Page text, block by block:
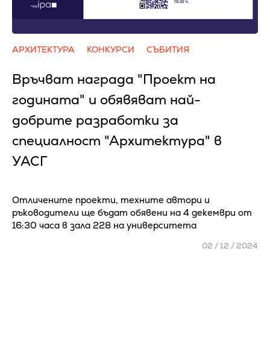
АРХИТЕКТУРА КОНКУРСИ СЪБИТИЯ
Връчват награда "Проект на
годината" и обявяват най-
добрите разработки за
специалност "Архитектура" в
УАСГ
Отличените проекти, техните автори и
ръководители ще бъдат обявени на 4 декември от
16:30 часа в зала 228 на университета
02 / 12 / 2024